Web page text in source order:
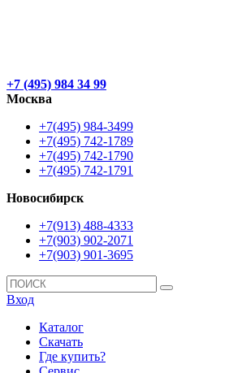
+7 (495) 984 34 99
Москва
+7(495) 984-3499
+7(495) 742-1789
+7(495) 742-1790
+7(495) 742-1791
Новосибирск
+7(913) 488-4333
+7(903) 902-2071
+7(903) 901-3695
Вход
Каталог
Скачать
Где купить?